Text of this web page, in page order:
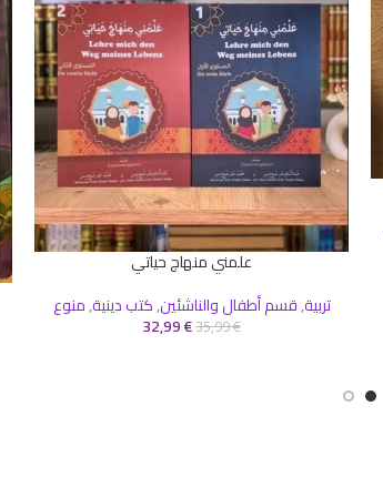
إضافة إلى السلةعلمني منهاج حياتي
تربية,قسم أطفال والناشئين,كتب دينية,منوع
35,99€
32,99€